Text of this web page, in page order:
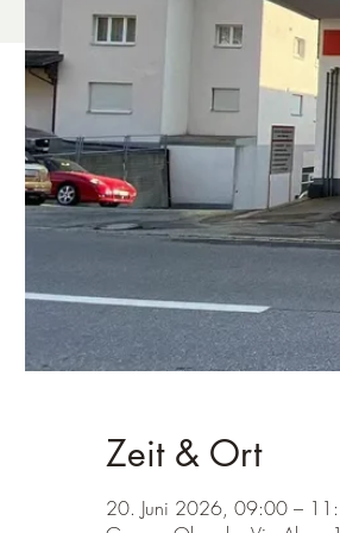
Zeit & Ort
20. Juni 2026, 09:00 –